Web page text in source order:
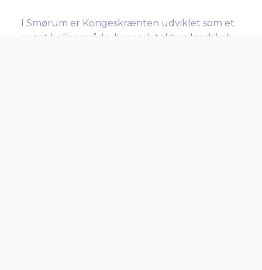
I Smørum er Kongeskrænten udviklet som et
grønt boligområde, hvor arkitektur, landskab